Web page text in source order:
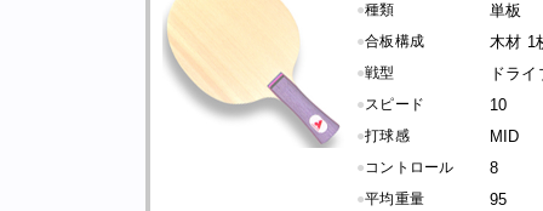
●種類 単板
●合板構成 木材 1
●戦型 ドラ
●スピード 10
●打球感 MID
●コントロール 8
●平均重量 95